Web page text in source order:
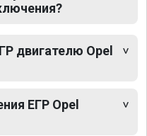
двигателю Opel
ЕГР Opel